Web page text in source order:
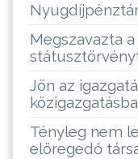
Megszavazta
Jön az
Tényleg nem
elöregedő